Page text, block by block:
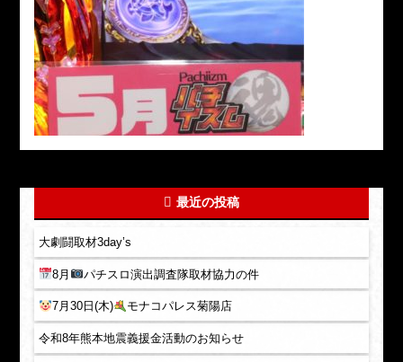
最近の投稿
大劇闘取材3day’s
8月 パチスロ演出調査隊取材協力の件
7月30日(木) モナコパレス菊陽店
令和8年熊本地震義援金活動のお知らせ